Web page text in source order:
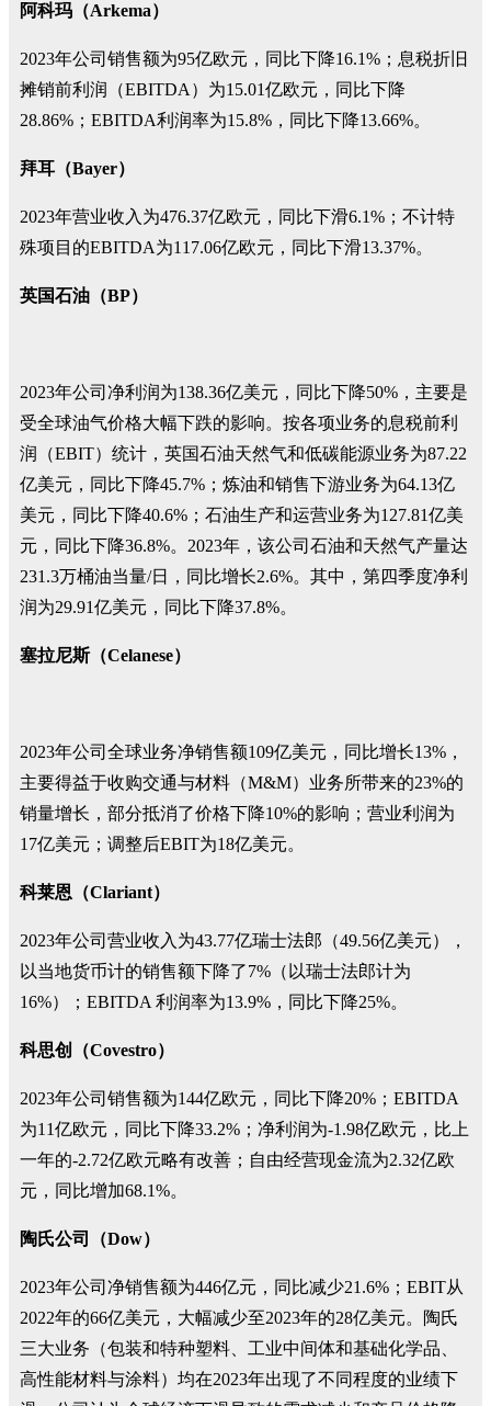
阿科玛（Arkema）
2023年公司销售额为95亿欧元，同比下降16.1%；息税折旧
摊销前利润（EBITDA）为15.01亿欧元，同比下降
28.86%；EBITDA利润率为15.8%，同比下降13.66%。
拜耳（Bayer）
2023年营业收入为476.37亿欧元，同比下滑6.1%；不计特
殊项目的EBITDA为117.06亿欧元，同比下滑13.37%。
英国石油（BP）
2023年公司净利润为138.36亿美元，同比下降50%，主要是
受全球油气价格大幅下跌的影响。按各项业务的息税前利
润（EBIT）统计，英国石油天然气和低碳能源业务为87.22
亿美元，同比下降45.7%；炼油和销售下游业务为64.13亿
美元，同比下降40.6%；石油生产和运营业务为127.81亿美
元，同比下降36.8%。2023年，该公司石油和天然气产量达
231.3万桶油当量/日，同比增长2.6%。其中，第四季度净利
润为29.91亿美元，同比下降37.8%。
塞拉尼斯（Celanese）
2023年公司全球业务净销售额109亿美元，同比增长13%，
主要得益于收购交通与材料（M&M）业务所带来的23%的
销量增长，部分抵消了价格下降10%的影响；营业利润为
17亿美元；调整后EBIT为18亿美元。
科莱恩（Clariant）
2023年公司营业收入为43.77亿瑞士法郎（49.56亿美元），
以当地货币计的销售额下降了7%（以瑞士法郎计为
16%）；EBITDA 利润率为13.9%，同比下降25%。
科思创（Covestro）
2023年公司销售额为144亿欧元，同比下降20%；EBITDA
为11亿欧元，同比下降33.2%；净利润为-1.98亿欧元，比上
一年的-2.72亿欧元略有改善；自由经营现金流为2.32亿欧
元，同比增加68.1%。
陶氏公司（Dow）
2023年公司净销售额为446亿元，同比减少21.6%；EBIT从
2022年的66亿美元，大幅减少至2023年的28亿美元。陶氏
三大业务（包装和特种塑料、工业中间体和基础化学品、
高性能材料与涂料）均在2023年出现了不同程度的业绩下